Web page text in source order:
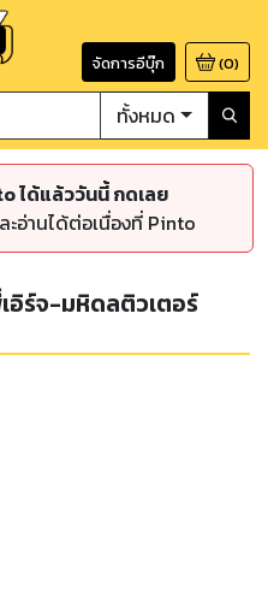
จัดการอีบุ๊ก (0)
ทั้งหมด
ได้แล้ววันนี้ กดเลย
อ่านได้ต่อเนื่องที่ Pinto
อิร์จ-มหิดลติวเตอร์